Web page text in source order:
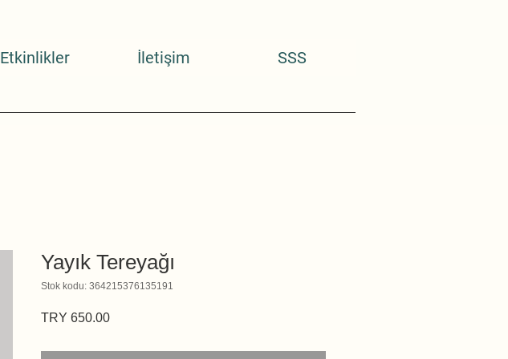
Etkinlikler İletişim SSS
Yayık Tereyağı
Stok kodu: 364215376135191
TRY 650.00Fiyat